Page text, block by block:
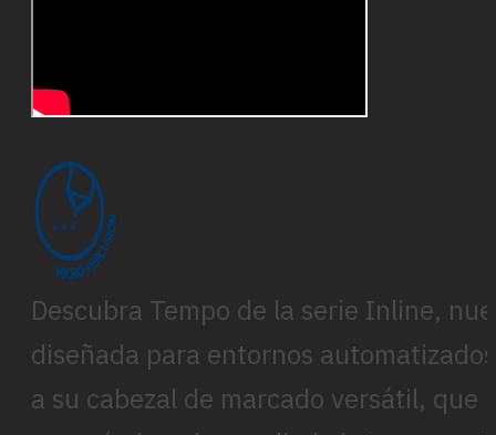
Descubra Tempo de la serie Inline,
diseñada para entornos
a su cabezal de marcado versátil,